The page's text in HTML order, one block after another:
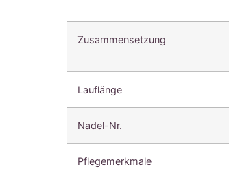
Zusammensetzung
Lauflänge
Nadel-Nr.
Pflegemerkmale